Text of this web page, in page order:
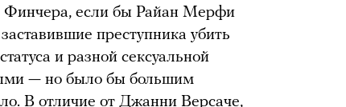
Финчера, если бы Райан Мерфи
преступника убить
и разной сексуальной
— но было бы большим
В отличие от Джанни Версаче,